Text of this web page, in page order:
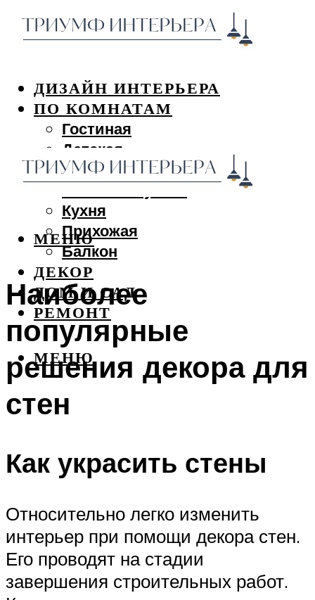
ДИЗАЙН ИНТЕРЬЕРА
ПО КОМНАТАМ
Гостиная
Детская
Спальня
Кухня
Прихожая
Балкон
ДЕКОР
ДОМ И САД
РЕМОНТ
МЕНЮ
МЕНЮ
Наиболее
популярные
решения декора для
стен
Как украсить стены
Относительно легко изменить
интерьер при помощи декора стен.
Его проводят на стадии
завершения строительных работ.